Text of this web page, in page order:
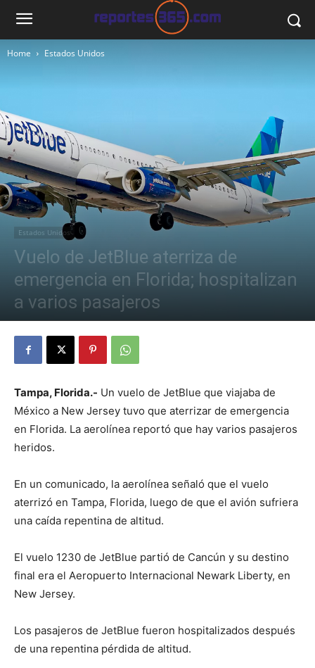
Home Estados Unidos
Estados Unidos
Vuelo de JetBlue aterriza de
emergencia en Florida; hospitalizan
a varios pasajeros
By Julio Valdez - octubre 31, 2025 14
Tampa, Florida.- Un vuelo de JetBlue que viajaba de
México a New Jersey tuvo que aterrizar de emergencia
en Florida. La aerolínea reportó que hay varios pasajeros
heridos.
En un comunicado, la aerolínea señaló que el vuelo
aterrizó en Tampa, Florida, luego de que el avión sufriera
una caída repentina de altitud.
El vuelo 1230 de JetBlue partió de Cancún y su destino
final era el Aeropuerto Internacional Newark Liberty, en
New Jersey.
Los pasajeros de JetBlue fueron hospitalizados después
de una repentina pérdida de altitud.